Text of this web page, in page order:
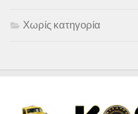
Χωρίς κατηγορία